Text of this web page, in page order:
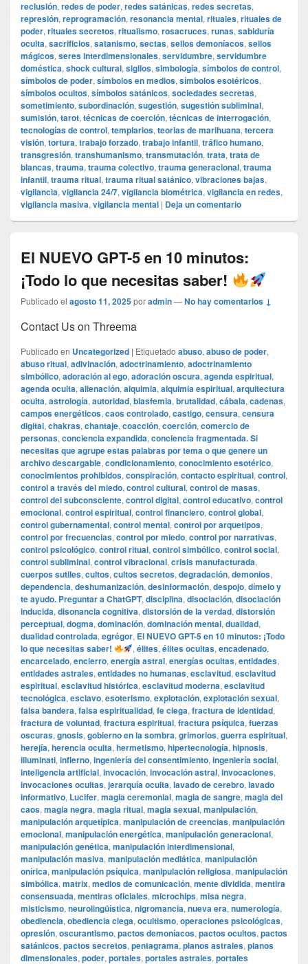
reclusión, redes de poder, redes satánicas, redes secretas,
represión, reprogramación, resonancia mental, rituales, rituales de
poder, rituales secretos, ritualismo, rosacruces, runas, sabiduría
oculta, sacrificios, satanismo, sectas, sellos demoníacos, sellos
mágicos, seres interdimensionales, servidumbre, servidumbre
doméstica, shock cultural, sigilos, simbología, símbolos de control,
símbolos de poder, símbolos en medios, símbolos esotéricos,
símbolos ocultos, símbolos satánicos, sociedades secretas,
sometimiento, subordinación, sugestión, sugestión subliminal,
sumisión, tarot, técnicas de coerción, técnicas de interrogación,
tecnologías de control, templarios, teorias de marihuana, tercera
visión, tortura, trabajo forzado, trabajo infantil, tráfico humano,
transgresión, transhumanismo, transmutación, trata, trata de
blancas, trauma, trauma colectivo, trauma generacional, trauma
infantil, trauma ritual, trauma ritual satánico, vibraciones bajas,
vigilancia, vigilancia 24/7, vigilancia biométrica, vigilancia en redes,
vigilancia masiva, vigilancia mental | Deja un comentario
El NUEVO GPT-5 en 10 minutos:
¡Todo lo que necesitas saber!
Publicado el agosto 11, 2025poradmin—No hay comentarios ↓
Contact Us on Threema
Publicado en Uncategorized | Etiquetado abuso, abuso de poder,
abuso ritual, adivinación, adoctrinamiento, adoctrinamiento
simbólico, adoración al ego, adoración oscura, agenda espiritual,
agenda oculta, alienación, alquimia, alquimia espiritual, arquitectura
oculta, astrología, autoridad, blasfemia, brutalidad, cábala, cadenas,
campos energéticos, caos controlado, castigo, censura, censura
digital, chakras, chantaje, coacción, coerción, comercio de
personas, conciencia expandida, conciencia fragmentada. Si
necesitas que agrupe estas palabras por tema o que genere un
archivo descargable, condicionamiento, conocimiento esotérico,
conocimientos prohibidos, conspiración, contacto espiritual, control,
control a través del miedo, control cultural, control de masas,
control del subconsciente, control digital, control educativo, control
emocional, control espiritual, control financiero, control global,
control gubernamental, control mental, control por arquetipos,
control por frecuencias, control por miedo, control por narrativas,
control psicológico, control ritual, control simbólico, control social,
control subliminal, control vibracional, crisis manufacturada,
cuerpos sutiles, cultos, cultos secretos, degradación, demonios,
dependencia, deshumanización, desinformación, despojo, dímelo y
te ayudo. Preguntar a ChatGPT, disciplina, disociación, disociación
inducida, disonancia cognitiva, distorsión de la verdad, distorsión
perceptual, dogma, dominación, dominación mental, dualidad,
dualidad controlada, egrégor, El NUEVO GPT-5 en 10 minutos: ¡Todo
lo que necesitas saber!
,élites,élites ocultas,encadenado,
encarcelado, encierro, energía astral, energías ocultas, entidades,
entidades astrales, entidades no humanas, esclavitud, esclavitud
espiritual, esclavitud histórica, esclavitud moderna, esclavitud
tecnológica, esclavo, esoterismo, explotación, explotación sexual,
falsa bandera, falsa espiritualidad, fe ciega, fractura de identidad,
fractura de voluntad, fractura espiritual, fractura psíquica, fuerzas
oscuras, gnosis, gobierno en la sombra, grimorios, guerra espiritual,
herejía, herencia oculta, hermetismo, hipertecnología, hipnosis,
illuminati, infierno, ingeniería del consentimiento, ingeniería social,
inteligencia artificial, invocación, invocación astral, invocaciones,
invocaciones ocultas, jerarquía oculta, lavado de cerebro, lavado
informativo, Lucifer, magia ceremonial, magia de sangre, magia del
caos, magia negra, magia ritual, magia sexual, manipulación,
manipulación arquetípica, manipulación de creencias, manipulación
emocional, manipulación energética, manipulación generacional,
manipulación genética, manipulación interdimensional,
manipulación masiva, manipulación mediática, manipulación
onírica, manipulación psíquica, manipulación religiosa, manipulación
simbólica, matrix, medios de comunicación, mente dividida, mentira
consensuada, mentiras oficiales, microchips, misa negra,
misticismo, neurolingüística, nigromancia, nueva era, numerología,
obediencia, obediencia ciega, ocultismo, operaciones psicológicas,
opresión, oscurantismo, pactos demoníacos, pactos ocultos, pactos
satánicos, pactos secretos, pentagrama, planos astrales, planos
dimensionales, poder, portales, portales astrales, portales